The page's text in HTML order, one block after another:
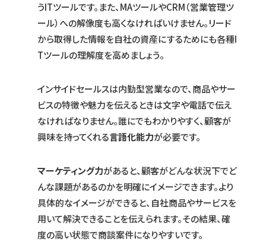
うITツールです。また、MAツールやCRM（営業管理ツ
ール）への解像度も高くなければいけません。リード
から取得した情報を自社の資産にするためにも各種I
Tツールの理解度を高めましょう。
インサイドセールスは内勤型営業なので、商品やサー
ビスの特徴や魅力を伝えるときは文字や電話で伝え
なければなりません。誰にでもわかりやすく、顧客が
興味を持ってくれる言語化能力が必要です。
マーケティング力があると、顧客がどんな状況下でど
んな課題があるのかを明確にイメージできます。より
具体的なイメージができると、自社商品やサービスを
用いて解決できることを伝えられます。その結果、確
度の高い状態で商談案件になりやすいです。